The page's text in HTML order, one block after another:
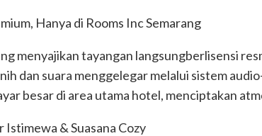
Hanya di Rooms Inc Semarang
menyajikantayangan langsungberlisensi
dan suara menggelegarmelalui sistem
besardi area utama hotel, menciptakan
Istimewa &Suasana Cozy